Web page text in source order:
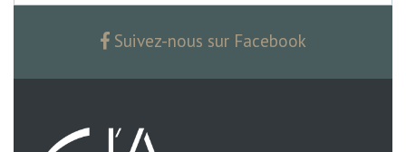
Suivez-nous sur Facebook